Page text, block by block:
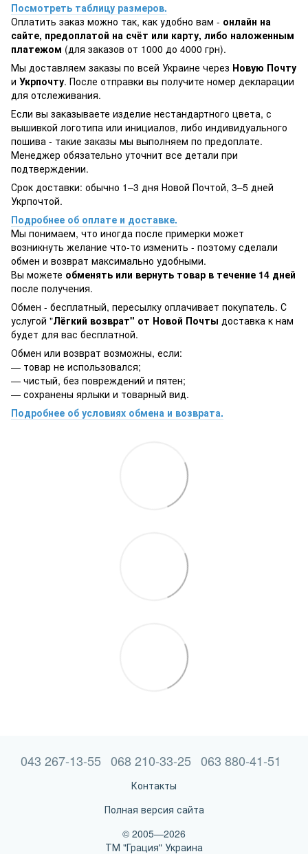
Посмотреть таблицу размеров.
Оплатить заказ можно так, как удобно вам - онлайн на
сайте, предоплатой на счёт или карту, либо наложенным
платежом (для заказов от 1000 до 4000 грн).
Мы доставляем заказы по всей Украине через Новую Почту
и Укрпочту. После отправки вы получите номер декларации
для отслеживания.
Если вы заказываете изделие нестандартного цвета, с
вышивкой логотипа или инициалов, либо индивидуального
пошива - такие заказы мы выполняем по предоплате.
Менеджер обязательно уточнит все детали при
подтверждении.
Срок доставки: обычно 1–3 дня Новой Почтой, 3–5 дней
Укрпочтой.
Подробнее об оплате и доставке.
Мы понимаем, что иногда после примерки может
возникнуть желание что-то изменить - поэтому сделали
обмен и возврат максимально удобными.
Вы можете обменять или вернуть товар в течение 14 дней
после получения.
Обмен - бесплатный, пересылку оплачивает покупатель. С
услугой "Лёгкий возврат" от Новой Почты доставка к нам
будет для вас бесплатной.
Обмен или возврат возможны, если:
— товар не использовался;
— чистый, без повреждений и пятен;
— сохранены ярлыки и товарный вид.
Подробнее об условиях обмена и возврата.
043 267-13-55 068 210-33-25 063 880-41-51
Контакты
Полная версия сайта
© 2005—2026
ТМ "Грация" Украина